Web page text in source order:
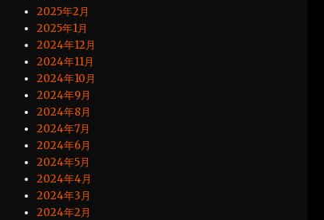
2025年2月
2025年1月
2024年12月
2024年11月
2024年10月
2024年9月
2024年8月
2024年7月
2024年6月
2024年5月
2024年4月
2024年3月
2024年2月